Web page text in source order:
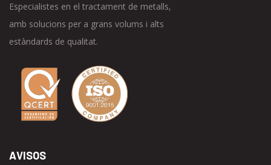
Especialistes en el tractament de metalls,
amb solucions per a grans volums i alts
estàndards de qualitat.
AVISOS